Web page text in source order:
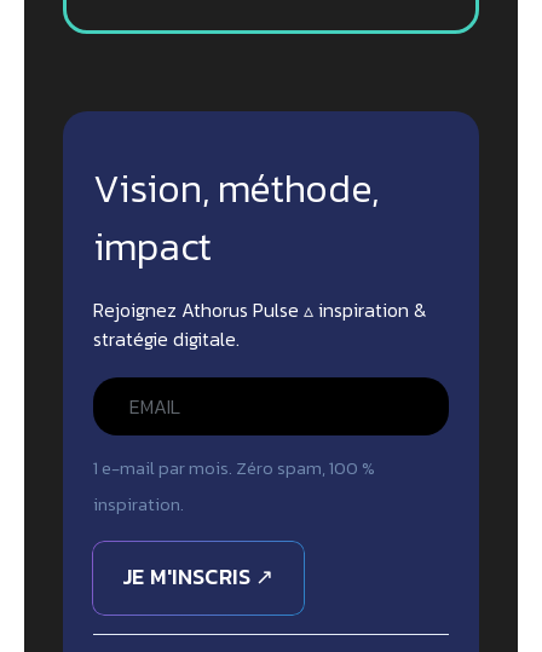
Vision, méthode,
impact
Rejoignez Athorus Pulse ▵ inspiration &
stratégie digitale.
1 e-mail par mois. Zéro spam, 100 %
inspiration.
JE M'INSCRIS ↗